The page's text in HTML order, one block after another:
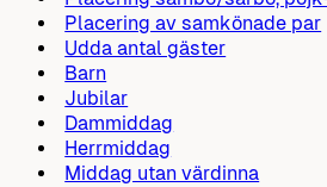
Placering av samkönade par
Udda antal gäster
Barn
Jubilar
Dammiddag
Herrmiddag
Middag utan värdinna